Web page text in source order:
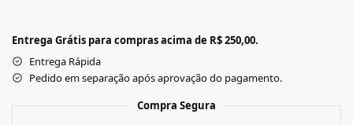
Entrega Grátis para compras acima de R$ 250,00.
Entrega Rápida
Pedido em separação após aprovação do pagamento.
Compra Segura